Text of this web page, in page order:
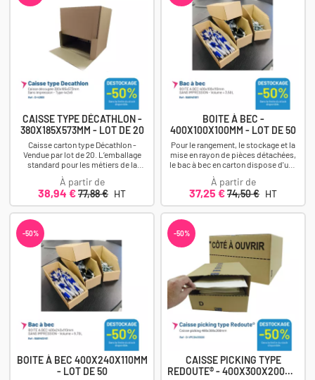
CAISSE TYPE DÉCATHLON -
380X185X573MM - LOT DE 20
Caisse carton type Décathlon -
Vendue par lot de 20. L’emballage
standard pour les métiers de la
logistique, du e-commerce et du
retail....
À partir de
Prix
38,94 €Prix
77,88 € HT
BOITE À BEC -
400X100X100MM - LOT DE 50
Pour le rangement, le stockage et la
mise en rayon de pièces détachées,
le bac à bec en carton dispose d'une
face avant basse pour faciliter...
À partir de
Prix
37,25 €Prix
74,50 € HT
-50%
BOITE À BEC 400X240X110MM
- LOT DE 50
-50%
CAISSE PICKING TYPE
REDOUTE® - 400X300X200MM